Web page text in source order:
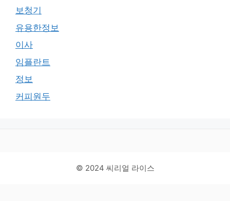
보청기
유용한정보
이사
임플란트
정보
커피원두
© 2024 씨리얼 라이스